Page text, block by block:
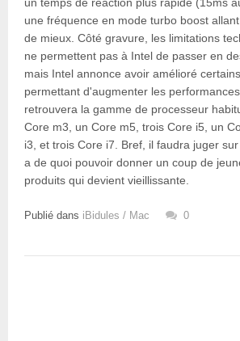
une fréquence en mode turbo boost
de mieux. Côté gravure, les limitations
ne permettent pas à Intel de passer en
mais Intel annonce avoir amélioré
permettant d'augmenter les
retrouvera la gamme de processeur
Core m3, un Core m5, trois Core i5, un
i3, et trois Core i7. Bref, il faudra juger
a de quoi pouvoir donner un coup de
produits qui devient vieillissante.
Publié dans iBidules / Mac 0